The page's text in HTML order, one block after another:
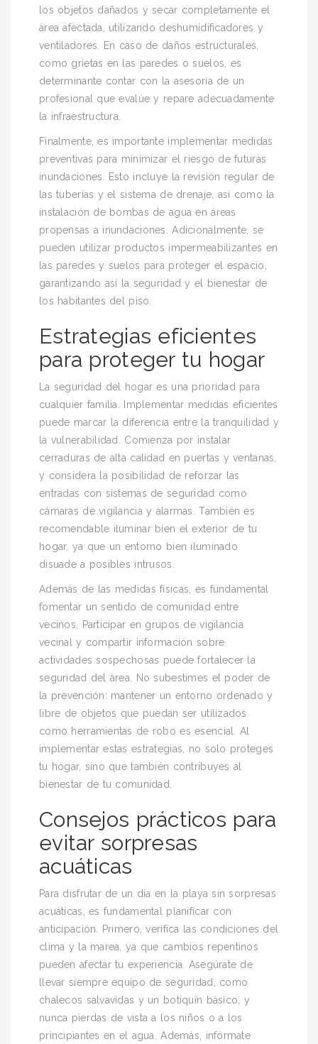
los objetos dañados y secar completamente el
área afectada, utilizando deshumidificadores y
ventiladores. En caso de daños estructurales,
como grietas en las paredes o suelos, es
determinante contar con la asesoría de un
profesional que evalúe y repare adecuadamente
la infraestructura.
Finalmente, es importante implementar medidas
preventivas para minimizar el riesgo de futuras
inundaciones. Esto incluye la revisión regular de
las tuberías y el sistema de drenaje, así como la
instalación de bombas de agua en áreas
propensas a inundaciones. Adicionalmente, se
pueden utilizar productos impermeabilizantes en
las paredes y suelos para proteger el espacio,
garantizando así la seguridad y el bienestar de
los habitantes del piso.
Estrategias eficientes
para proteger tu hogar
La seguridad del hogar es una prioridad para
cualquier familia. Implementar medidas eficientes
puede marcar la diferencia entre la tranquilidad y
la vulnerabilidad. Comienza por instalar
cerraduras de alta calidad en puertas y ventanas,
y considera la posibilidad de reforzar las
entradas con sistemas de seguridad como
cámaras de vigilancia y alarmas. También es
recomendable iluminar bien el exterior de tu
hogar, ya que un entorno bien iluminado
disuade a posibles intrusos.
Además de las medidas físicas, es fundamental
fomentar un sentido de comunidad entre
vecinos. Participar en grupos de vigilancia
vecinal y compartir información sobre
actividades sospechosas puede fortalecer la
seguridad del área. No subestimes el poder de
la prevención: mantener un entorno ordenado y
libre de objetos que puedan ser utilizados
como herramientas de robo es esencial. Al
implementar estas estrategias, no solo proteges
tu hogar, sino que también contribuyes al
bienestar de tu comunidad.
Consejos prácticos para
evitar sorpresas
acuáticas
Para disfrutar de un día en la playa sin sorpresas
acuáticas, es fundamental planificar con
anticipación. Primero, verifica las condiciones del
clima y la marea, ya que cambios repentinos
pueden afectar tu experiencia. Asegúrate de
llevar siempre equipo de seguridad, como
chalecos salvavidas y un botiquín básico, y
nunca pierdas de vista a los niños o a los
principiantes en el agua. Además, infórmate